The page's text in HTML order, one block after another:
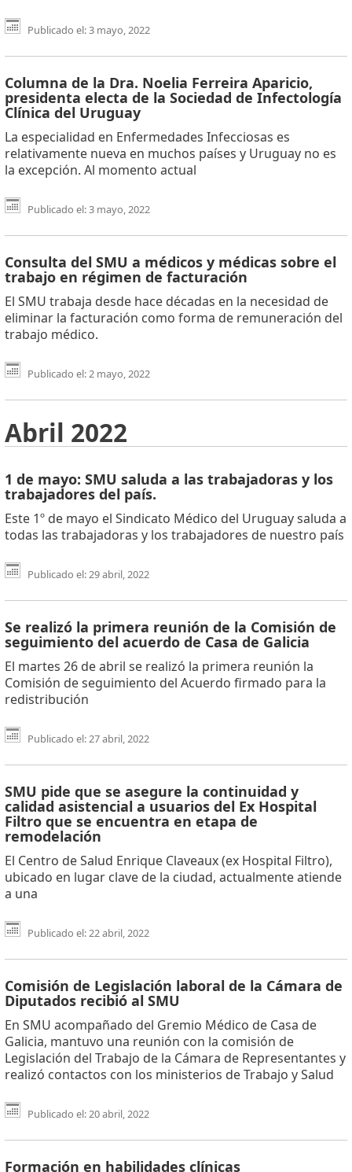
Publicado el: 3 mayo, 2022
Columna de la Dra. Noelia Ferreira Aparicio,
presidenta electa de la Sociedad de Infectología
Clínica del Uruguay
La especialidad en Enfermedades Infecciosas es
relativamente nueva en muchos países y Uruguay no es
la excepción. Al momento actual
Publicado el: 3 mayo, 2022
Consulta del SMU a médicos y médicas sobre el
trabajo en régimen de facturación
El SMU trabaja desde hace décadas en la necesidad de
eliminar la facturación como forma de remuneración del
trabajo médico.
Publicado el: 2 mayo, 2022
Abril 2022
1 de mayo: SMU saluda a las trabajadoras y los
trabajadores del país.
Este 1º de mayo el Sindicato Médico del Uruguay saluda a
todas las trabajadoras y los trabajadores de nuestro país
Publicado el: 29 abril, 2022
Se realizó la primera reunión de la Comisión de
seguimiento del acuerdo de Casa de Galicia
El martes 26 de abril se realizó la primera reunión la
Comisión de seguimiento del Acuerdo firmado para la
redistribución
Publicado el: 27 abril, 2022
SMU pide que se asegure la continuidad y
calidad asistencial a usuarios del Ex Hospital
Filtro que se encuentra en etapa de
remodelación
El Centro de Salud Enrique Claveaux (ex Hospital Filtro),
ubicado en lugar clave de la ciudad, actualmente atiende
a una
Publicado el: 22 abril, 2022
Comisión de Legislación laboral de la Cámara de
Diputados recibió al SMU
En SMU acompañado del Gremio Médico de Casa de
Galicia, mantuvo una reunión con la comisión de
Legislación del Trabajo de la Cámara de Representantes y
realizó contactos con los ministerios de Trabajo y Salud
Publicado el: 20 abril, 2022
Formación en habilidades clínicas